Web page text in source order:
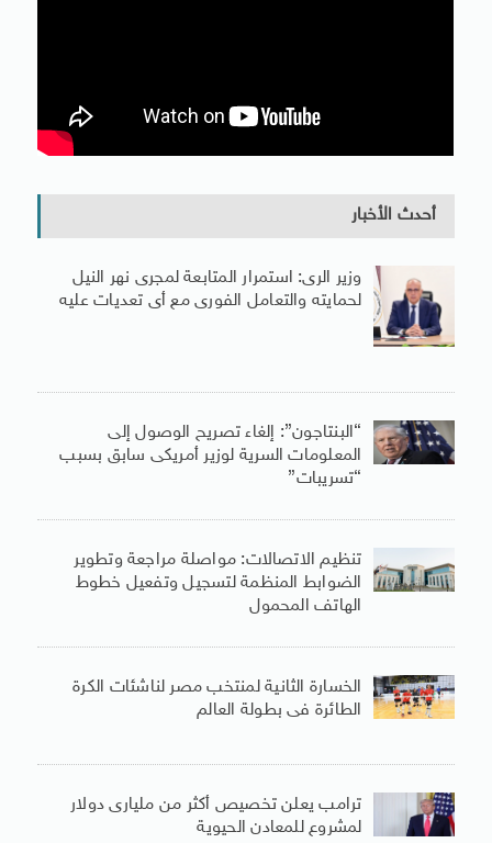
أحدث الأخبار
وزير الرى: استمرار المتابعة لمجرى نهر النيل
لحمايته والتعامل الفورى مع أى تعديات عليه
“البنتاجون”: إلغاء تصريح الوصول إلى
المعلومات السرية لوزير أمريكى سابق بسبب
“تسريبات”
تنظيم الاتصالات: مواصلة مراجعة وتطوير
الضوابط المنظمة لتسجيل وتفعيل خطوط
الهاتف المحمول
الخسارة الثانية لمنتخب مصر لناشئات الكرة
الطائرة فى بطولة العالم
ترامب يعلن تخصيص أكثر من مليارى دولار
لمشروع للمعادن الحيوية